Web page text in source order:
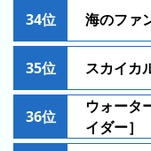
今
ラ
ン
キ
ン
34位 海のファ
35位 スカイカ
36位
ウォータ
イダー］